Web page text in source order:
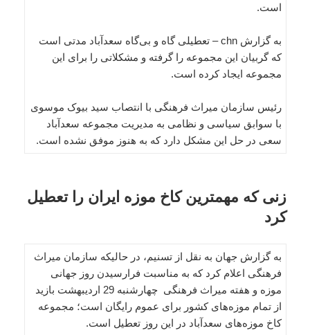
است.
به گزارش chn – تعطیلی گاه و بی‌گاه سعدآباد مدتی است
که گربیان این مجموعه را گرفته و مشکلاتی را برای این
مجموعه ایجاد کرده است.
رئیس سازمان میراث فرهنگی با انتصاب سید بیوک موسوی
با سوابق سیاسی و نظامی به مدیریت مجموعه سعدآباد
سعی در حل این مشکل دارد که به هنوز موفق نشده است.
زنی که مهمترین کاخ موزه ایران را تعطیل
کرد
به گزارش جهان به نقل از تسنیم، در حالیکه سازمان میراث
فرهنگی اعلام کرد که به مناسبت فرارسیدن روز جهانی
موزه و هفته میراث فرهنگی چهارشنبه 29 اردیبهشت بازید
از تمام موزه‌های کشور برای عموم رایگان است؛ مجموعه
کاخ موزه‌های سعدآباد در این روز تعطیل است.